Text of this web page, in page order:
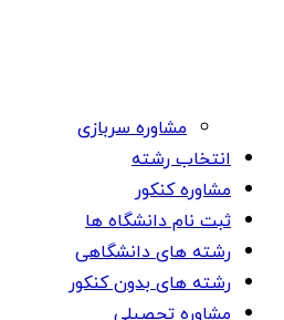
مشاوره سربازی
انتخاب رشته
مشاوره کنکور
ثبت نام دانشگاه ها
رشته های دانشگاهی
رشته های بدون کنکور
مشاوره تحصیلی